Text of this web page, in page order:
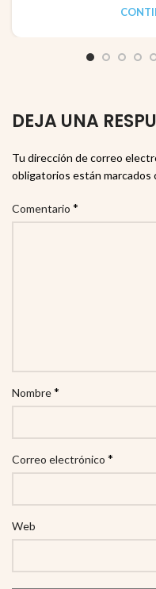
DEJA UNA
Tu dirección de correo
obligatorios están marcados
Comentario *
Nombre*
Correo electrónico *
Web